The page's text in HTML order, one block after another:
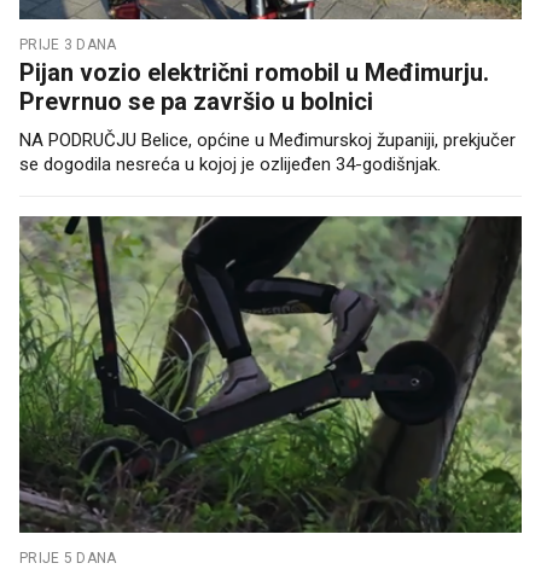
PRIJE 3 DANA
Pijan vozio električni romobil u Međimurju.
Prevrnuo se pa završio u bolnici
NA PODRUČJU Belice, općine u Međimurskoj županiji, prekjučer
se dogodila nesreća u kojoj je ozlijeđen 34-godišnjak.
PRIJE 5 DANA